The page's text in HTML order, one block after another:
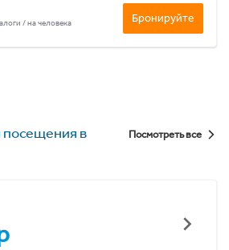
/ на человека Бронируйте
в
Посмотреть все